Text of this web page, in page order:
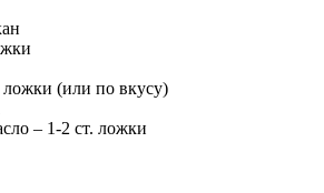
ложки (или по вкусу)
– 1-2 ст. ложки